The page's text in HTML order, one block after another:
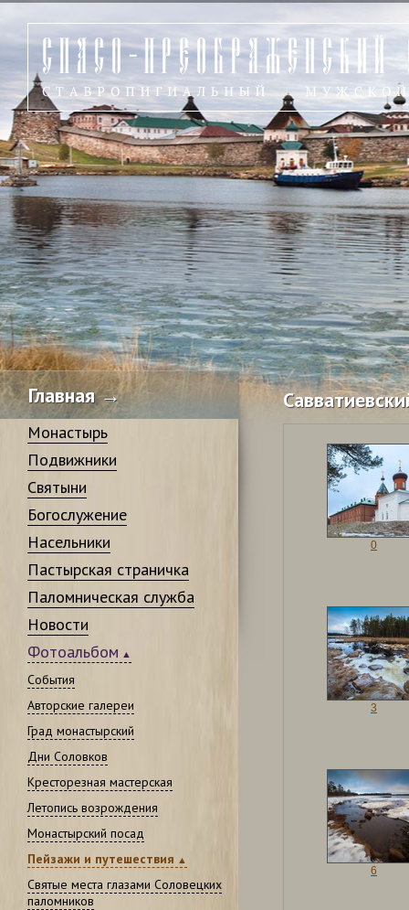
Главная →
Монастырь
Подвижники
Святыни
Богослужение
Насельники
Пастырская страничка
Паломническая служба
Новости
Фотоальбом
События
Авторские галереи
Град монастырский
Дни Соловков
Кресторезная мастерская
Летопись возрождения
Монастырский посад
Пейзажи и путешествия
Святые места глазами Соловецких
паломников
0
3
6